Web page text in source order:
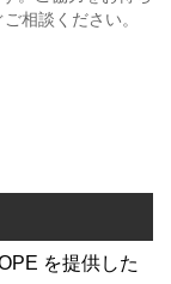
相談ください。
を提供した